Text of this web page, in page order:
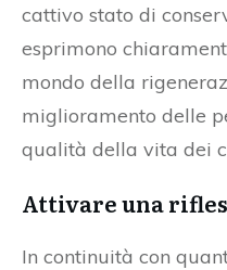
cattivo stato di
esprimono
mondo della
miglioramento delle
qualità della vita dei
Attivare una
In continuità con